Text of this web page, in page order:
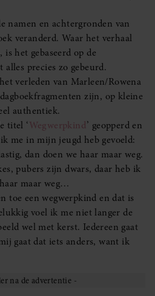
namen en achtergronden van
veranderd. Waar het verhaal
het gebaseerd op de
precies zo gebeurd.
verleden van Marleen/Rowena
zijn, op kleine
authentiek.
titel ‘Wegwerpkind’ geopperd en
me in mijn jeugd heb gevoeld:
dan doen we haar maar weg.
pubers zijn dwars, daar heb ik
maar weg…
toe een wegwerpkind en dat is
voel ik me niet langer de
wel met kerst. Iedereen gaat
gaat dat iets anders, want ik